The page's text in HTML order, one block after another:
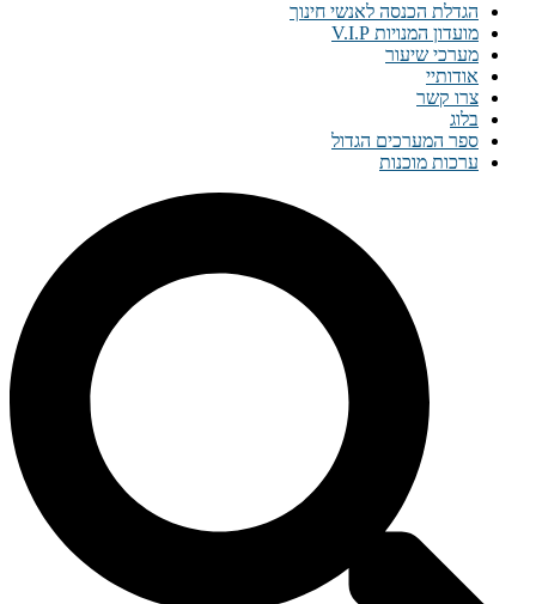
הגדלת הכנסה לאנשי חינוך
מועדון המנויות V.I.P
מערכי שיעור
אודותיי
צרו קשר
בלוג
ספר המערכים הגדול
ערכות מוכנות